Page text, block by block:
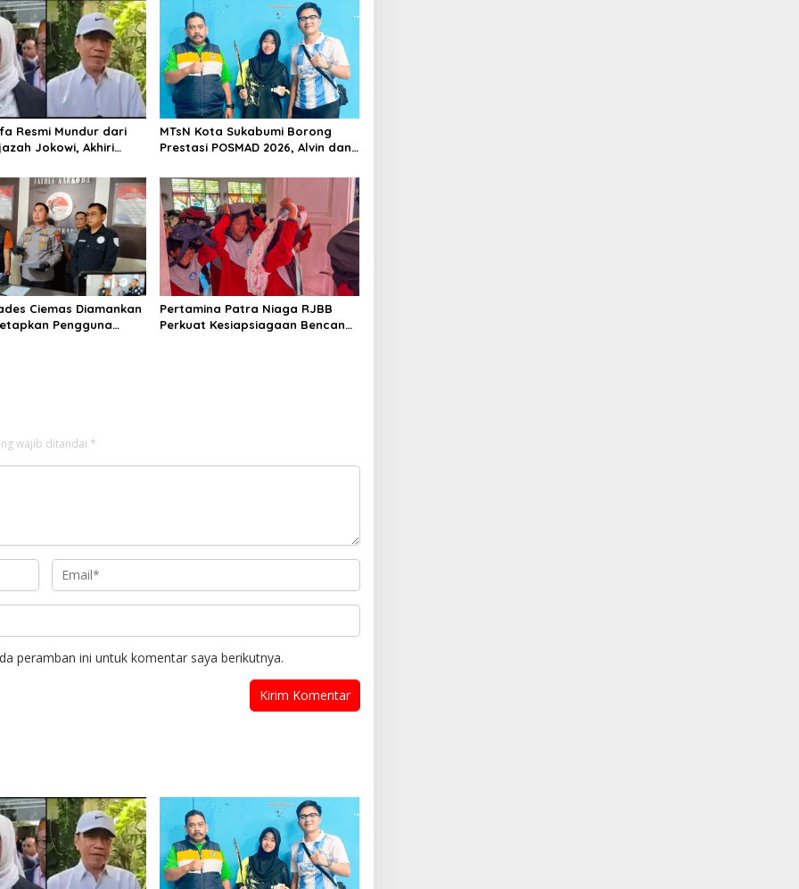
Resmi Mundur dari
Jokowi, Akhiri
MTsN Kota Sukabumi Borong
Prestasi POSMAD 2026, Alvin dan
Jawa Barat
Ciemas Diamankan
Pengguna
Pertamina Patra Niaga RJBB
Perkuat Kesiapsiagaan Bencana
wajib ditandai *
peramban ini untuk komentar saya berikutnya.